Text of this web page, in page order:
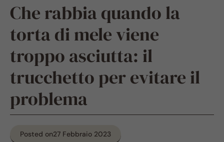
Che rabbia quando la
torta di mele viene
troppo asciutta: il
trucchetto per evitare il
problema
Posted on27 Febbraio 2023